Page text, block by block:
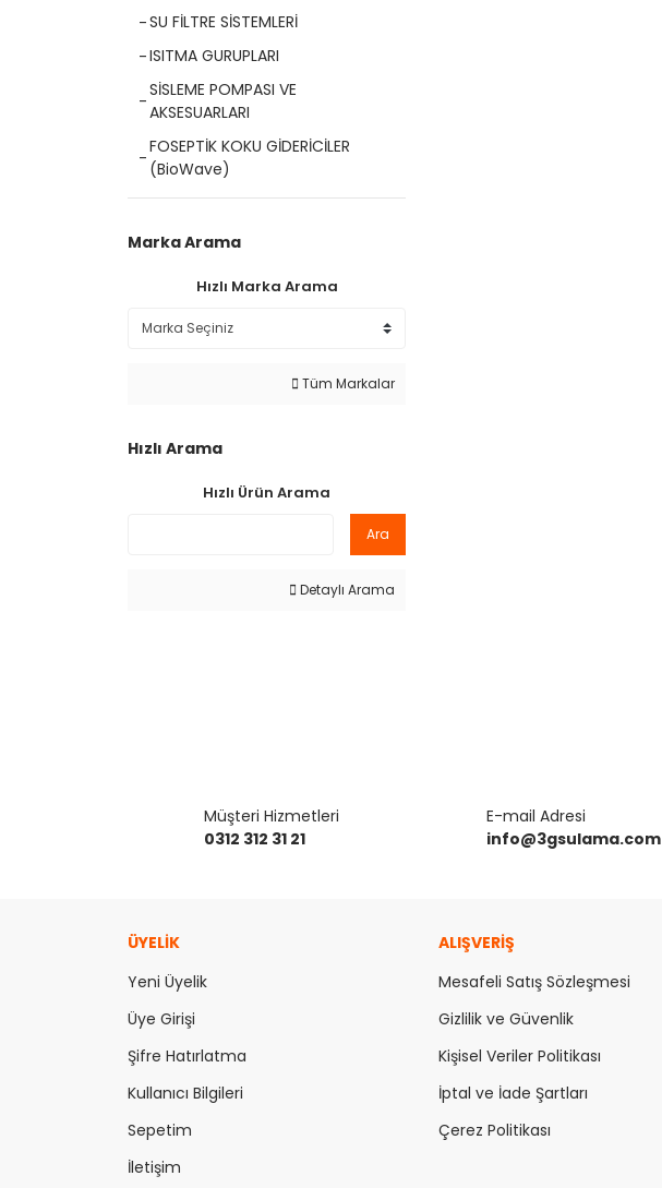
SU FİLTRE SİSTEMLERİ
ISITMA GURUPLARI
SİSLEME POMPASI VE
AKSESUARLARI
FOSEPTİK KOKU GİDERİCİLER
(BioWave)
Marka Arama
Hızlı Marka Arama
Tüm Markalar
Hızlı Arama
Hızlı Ürün Arama
Ara
Detaylı Arama
Müşteri Hizmetleri
0312 312 31 21
E-mail Adresi
info@3gsulama.com
ÜYELİK
Yeni Üyelik
Üye Girişi
Şifre Hatırlatma
Kullanıcı Bilgileri
Sepetim
İletişim
ALIŞVERİŞ
Mesafeli Satış Sözleşmesi
Gizlilik ve Güvenlik
Kişisel Veriler Politikası
İptal ve İade Şartları
Çerez Politikası